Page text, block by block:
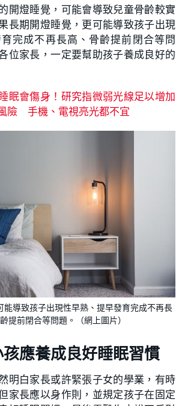
開燈睡覺，可能會導致兒童骨齡較實
長期開燈睡覺，更可能導致孩子出現
完成不再長高、骨齡提前閉合等問
位家長，一定要幫助孩子養成良好的
眠會傷身！研究指微弱光線足以增加
險 手機、電視亮光都不宜
能導致孩子出現性早熟、提早發育完成不再長
提前閉合等問題。（網上圖片）
應養成良好睡眠習慣
明白家長或許緊張子女的學業，有時
家長應以身作則，並規定孩子在固定